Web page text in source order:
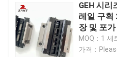
GEH 시리
레일 구획
장 및 포가
MOQ：1 세
가격：